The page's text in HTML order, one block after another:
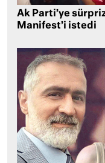
Ak Parti’ye
Manifest’i istedi